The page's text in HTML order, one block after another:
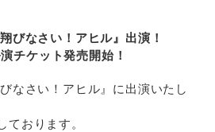
びなさい！アヒル』出演！
チケット発売開始！
なさい！アヒル』に出演いたし
ております。